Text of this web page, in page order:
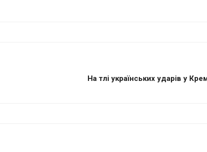
На тлі українських ударів у